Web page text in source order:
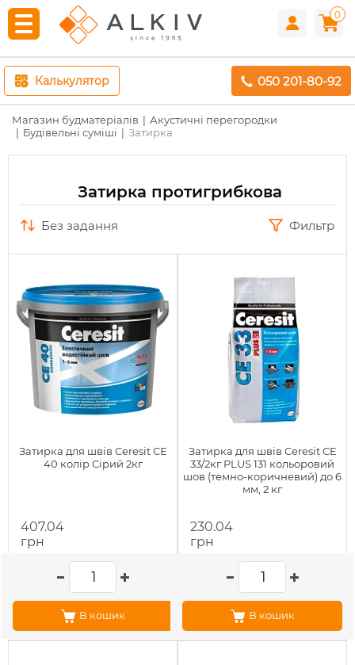
0
Калькулятор 050 201-80-92
Магазин будматеріалів
Акустичні перегородки
Будівельні суміші
Затирка
Затирка протигрибкова
без задання Фильтр
Затирка для швів Ceresit СЕ
40 колір Сірий 2кг
407.04
грн
В кошик
Затирка для швів Ceresit CE
33/2кг PLUS 131 кольоровий
шов (темно-коричневий) до 6
мм, 2 кг
230.04
грн
В кошик